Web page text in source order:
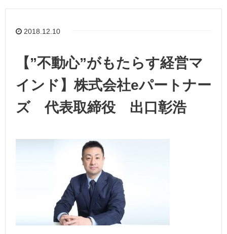
2018.12.10
【”不動心”がもたらす経営マ
インド】株式会社eパートナー
ズ 代表取締役 出口彰浩